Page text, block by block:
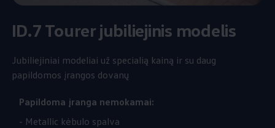
ID.7 Tourer jubiliejinis modelis
Jubiliejiniai modeliai už specialią kainą ir su daug
papildomos įrangos dovanų
Papildoma įranga nemokamai:
- Metallic kėbulo spalva